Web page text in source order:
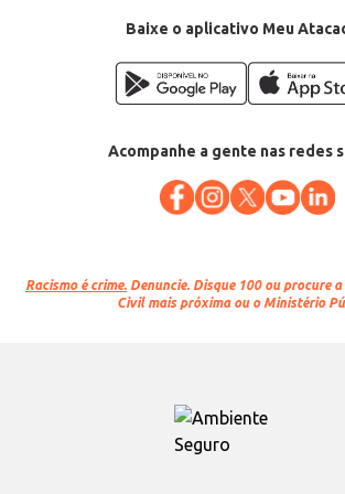
Baixe o aplicativo Meu
Acompanhe a gente nas redes
Racismo é crime. Denuncie. Disque 100 ou procure
Civil mais próxima ou o Ministério